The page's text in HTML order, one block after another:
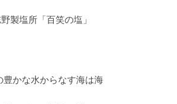
製塩所「百笑の塩」
かな水からなす海は海